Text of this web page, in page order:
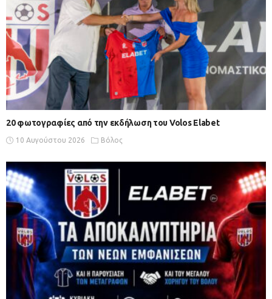
20 φωτογραφίες από την εκδήλωση του Volos Elabet
10 Αυγούστου 2026 Βόλος